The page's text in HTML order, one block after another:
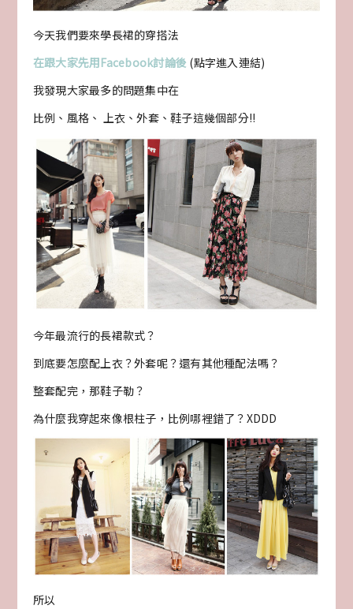
今天我們要來學長裙的穿搭法
在跟大家先用Facebook討論後 (點字進入連結)
我發現大家最多的問題集中在
比例、風格、 上衣、外套、鞋子這幾個部分!!
今年最流行的長裙款式？
到底要怎麼配上衣？外套呢？還有其他種配法嗎？
整套配完，那鞋子勒？
為什麼我穿起來像根柱子，比例哪裡錯了？XDDD
所以